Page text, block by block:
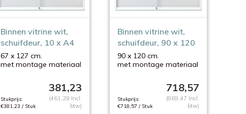
Binnen vitrine wit,
schuifdeur, 10 x A4
67 x 127 cm.
met montage materiaal
381,23
Stukprijs:
€381,23 / Stuk
(461,29 Incl.
btw)
Binnen vitrine wit,
schuifdeur, 90 x 120
cm
90 x 120 cm.
met montage materiaal
718,57
Stukprijs:
€718,57 / Stuk
(869,47 Incl.
btw)